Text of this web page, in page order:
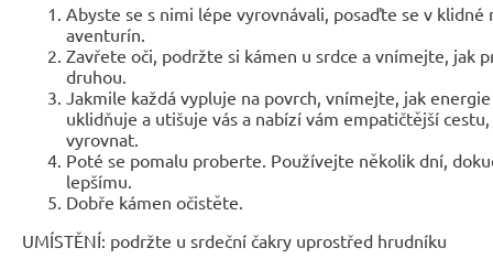
Abyste se s nimi lépe vyrovnávali, posaďte se v
aventurín.
Zavřete oči, podržte si kámen u srdce a vnímejte, jak
druhou.
Jakmile každá vypluje na povrch, vnímejte, jak
uklidňuje a utišuje vás a nabízí vám empatičtější
vyrovnat.
Poté se pomalu proberte. Používejte několik dní,
lepšímu.
Dobře kámen očistěte.
UMÍSTĚNÍ: podržte u srdeční čakry uprostřed hrudníku